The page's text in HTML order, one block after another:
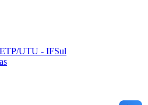
UTU - IFSul